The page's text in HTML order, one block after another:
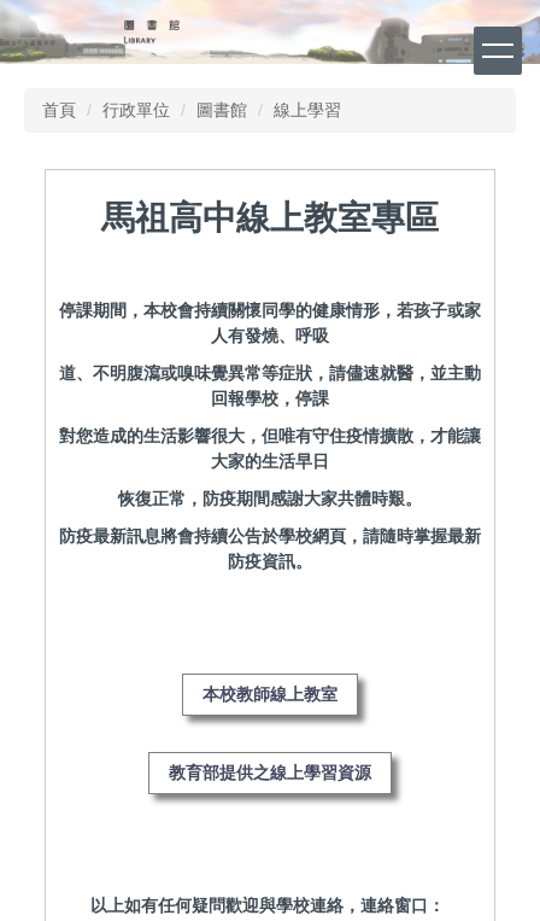
跳
到
主
首頁 行政單位 圖書館 線上學習
馬祖高中線上教室專區
停課期間，本校會持續關懷同學的健康情形，若孩子或家
人有發燒、呼吸
道、不明腹瀉或嗅味覺異常等症狀，請儘速就醫，並主動
回報學校，停課
對您造成的生活影響很大，但唯有守住疫情擴散，才能讓
大家的生活早日
恢復正常，防疫期間感謝大家共體時艱。
防疫最新訊息將會持續公告於學校網頁，請隨時掌握最新
防疫資訊。
以上如有任何疑問歡迎與學校連絡，連絡窗口：